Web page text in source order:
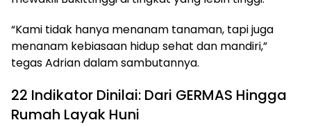
“Kami tidak hanya menanam tanaman, tapi juga
menanam kebiasaan hidup sehat dan mandiri,”
tegas Adrian dalam sambutannya.
22 Indikator Dinilai: Dari GERMAS Hingga
Rumah Layak Huni